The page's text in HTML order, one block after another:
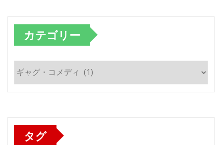
カテゴリー
カ
タグ